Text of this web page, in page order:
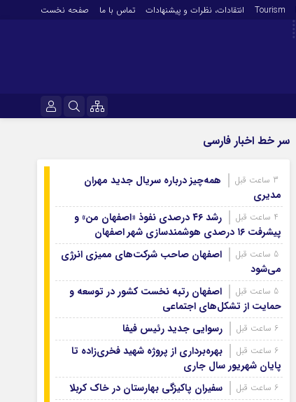
Tourism انتقادات‌، نظرات و پیشنهادات تماس با ما صفحه نخست
رمز عبور
مرا به خاطر بسپار
آرشیو ۱۴۰۴
آرشیو ۱۴۰۳
آرشیو ۱۴۰۲
آرشیو ۱۴۰۰
آرشیو ۱۳۹۹
آرشیو ۱۳۹۸
آرشیو ۱۳۹۷
سر خط اخبار فارسی
همه‌چیز درباره سریال جدید مهران
مدیری
رشد ۴۶ درصدی نفوذ «اصفهان من» و
پیشرفت ۱۶ درصدی هوشمندسازی شهر اصفهان
اصفهان صاحب شرکت‌های ممیزی انرژی
می‌شود
اصفهان رتبه نخست کشور در توسعه و
حمایت از تشکل‌های اجتماعی
رسوایی جدید رئیس فیفا
بهره‌برداری از پروژه شهید فخری‌زاده تا
پایان شهریور سال جاری
سفیران پاکیزگی بهارستان در خاک کربلا